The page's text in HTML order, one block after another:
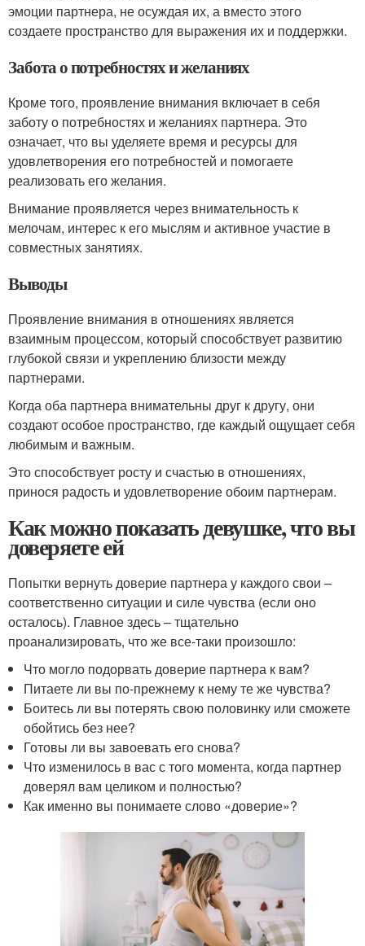
эмоции партнера, не осуждая их, а вместо этого
создаете пространство для выражения их и поддержки.
Забота о потребностях и желаниях
Кроме того, проявление внимания включает в себя
заботу о потребностях и желаниях партнера. Это
означает, что вы уделяете время и ресурсы для
удовлетворения его потребностей и помогаете
реализовать его желания.
Внимание проявляется через внимательность к
мелочам, интерес к его мыслям и активное участие в
совместных занятиях.
Выводы
Проявление внимания в отношениях является
взаимным процессом, который способствует развитию
глубокой связи и укреплению близости между
партнерами.
Когда оба партнера внимательны друг к другу, они
создают особое пространство, где каждый ощущает себя
любимым и важным.
Это способствует росту и счастью в отношениях,
принося радость и удовлетворение обоим партнерам.
Как можно показать девушке, что вы
доверяете ей
Попытки вернуть доверие партнера у каждого свои –
соответственно ситуации и силе чувства (если оно
осталось). Главное здесь – тщательно
проанализировать, что же все-таки произошло:
Что могло подорвать доверие партнера к вам?
Питаете ли вы по-прежнему к нему те же чувства?
Боитесь ли вы потерять свою половинку или сможете
обойтись без нее?
Готовы ли вы завоевать его снова?
Что изменилось в вас с того момента, когда партнер
доверял вам целиком и полностью?
Как именно вы понимаете слово «доверие»?